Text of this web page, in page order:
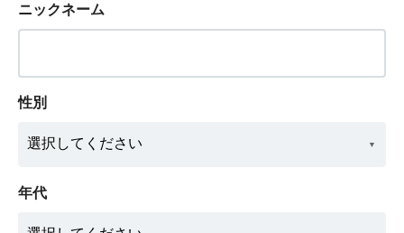
ニックネーム
性別
年代